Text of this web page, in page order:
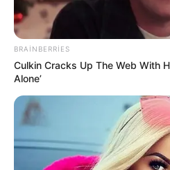
1
Xəbər xoşunuza gəldi? Sosial
BRAINBERRIES
Culkin Cracks Up The Web With
Alone’